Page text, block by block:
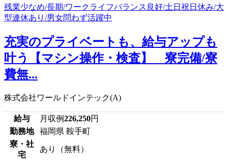
充実のプライベートも、給与アップも
叶う【マシン操作・検査】 寮完備/寮
費無...
株式会社ワールドインテック(A)
給与 月収例226,250円
勤務地
福岡県 鞍手町
寮・社
宅
あり（無料）